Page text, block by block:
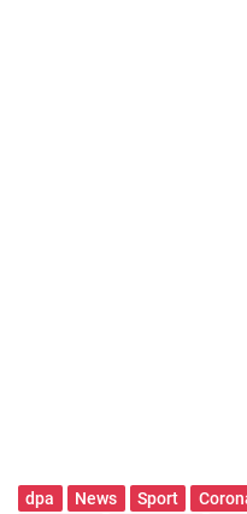
dpa News Sport